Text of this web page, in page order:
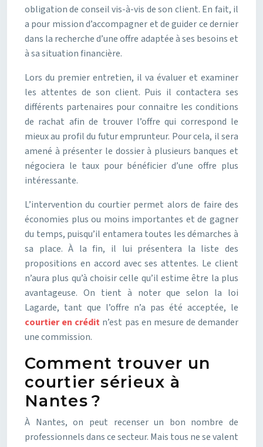
obligation de conseil vis-à-vis de son client. En fait, il
a pour mission d’accompagner et de guider ce dernier
dans la recherche d’une offre adaptée à ses besoins et
à sa situation financière.
Lors du premier entretien, il va évaluer et examiner
les attentes de son client. Puis il contactera ses
différents partenaires pour connaitre les conditions
de rachat afin de trouver l’offre qui correspond le
mieux au profil du futur emprunteur. Pour cela, il sera
amené à présenter le dossier à plusieurs banques et
négociera le taux pour bénéficier d’une offre plus
intéressante.
L’intervention du courtier permet alors de faire des
économies plus ou moins importantes et de gagner
du temps, puisqu’il entamera toutes les démarches à
sa place. À la fin, il lui présentera la liste des
propositions en accord avec ses attentes. Le client
n’aura plus qu’à choisir celle qu’il estime être la plus
avantageuse. On tient à noter que selon la loi
Lagarde, tant que l’offre n’a pas été acceptée, le
courtier en crédit n’est pas en mesure de demander
une commission.
Comment trouver un
courtier sérieux à
Nantes ?
À Nantes, on peut recenser un bon nombre de
professionnels dans ce secteur. Mais tous ne se valent